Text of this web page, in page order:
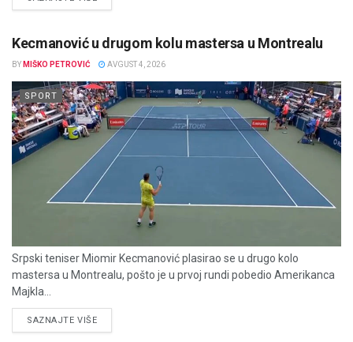
Kecmanović u drugom kolu mastersa u Montrealu
BY MIŠKO PETROVIĆ AVGUST 4, 2026
SPORT
Srpski teniser Miomir Kecmanović plasirao se u drugo kolo
mastersa u Montrealu, pošto je u prvoj rundi pobedio Amerikanca
Majkla...
SAZNAJTE VIŠEDETAILS